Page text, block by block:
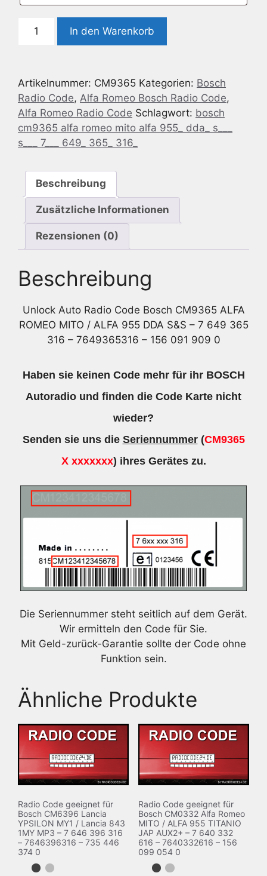
Code
Bosch
CM9365
Alfa
Romeo
MITO
ALFA
DDA
7
365
7649365316
909
In den Warenkorb
Artikelnummer: CM9365 Kategorien: Bosch
Radio Code, Alfa Romeo Bosch Radio Code,
Alfa Romeo Radio Code Schlagwort: bosch
cm9365 alfa romeo mito alfa 955_ dda_ s___
s___ 7___ 649_ 365_ 316_
Beschreibung
Zusätzliche Informationen
Rezensionen (0)
Beschreibung
Unlock Auto Radio Code Bosch CM9365 ALFA
ROMEO MITO / ALFA 955 DDA S&S – 7 649 365
316 – 7649365316 – 156 091 909 0
Haben sie keinen Code mehr für ihr BOSCH
Autoradio und finden die Code Karte nicht
wieder?
Senden sie uns die Seriennummer(CM9365
X xxxxxxx) ihres Gerätes zu.
Die Seriennummer steht seitlich auf dem Gerät.
Wir ermitteln den Code für Sie.
Mit Geld-zurück-Garantie sollte der Code ohne
Funktion sein.
Ähnliche Produkte
Radio Code geeignet für
Bosch CM6396 Lancia
YPSILON MY1 / Lancia 843
1MY MP3 – 7 646 396 316
– 7646396316 – 735 446
374 0
Radio Code geeignet für
Bosch CM0332 Alfa Romeo
MITO / ALFA 955 TITANIO
JAP AUX2+ – 7 640 332
616 – 7640332616 – 156
099 054 0